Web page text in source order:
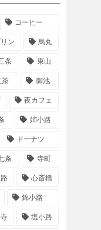
コーヒー
ン 烏丸
条 東山
茶 御池
夜カフェ
姉小路
ドーナツ
条 寺町
心斎橋
錦小路
塩小路